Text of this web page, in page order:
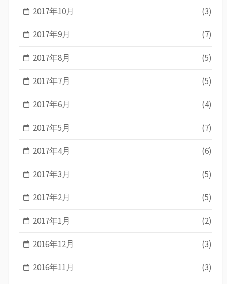
2017年10月 (3)
2017年9月 (7)
2017年8月 (5)
2017年7月 (5)
2017年6月 (4)
2017年5月 (7)
2017年4月 (6)
2017年3月 (5)
2017年2月 (5)
2017年1月 (2)
2016年12月 (3)
2016年11月 (3)